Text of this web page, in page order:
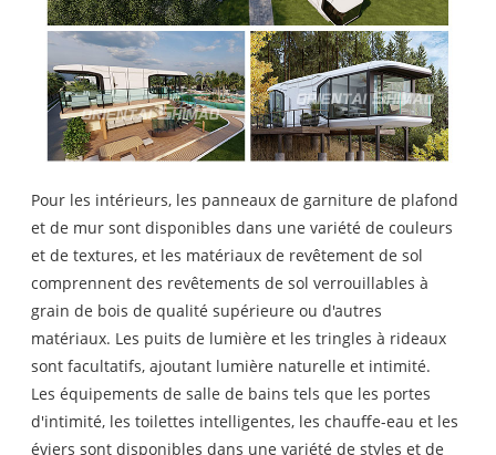
Pour les intérieurs, les panneaux de garniture de plafond
et de mur sont disponibles dans une variété de couleurs
et de textures, et les matériaux de revêtement de sol
comprennent des revêtements de sol verrouillables à
grain de bois de qualité supérieure ou d'autres
matériaux. Les puits de lumière et les tringles à rideaux
sont facultatifs, ajoutant lumière naturelle et intimité.
Les équipements de salle de bains tels que les portes
d'intimité, les toilettes intelligentes, les chauffe-eau et les
éviers sont disponibles dans une variété de styles et de